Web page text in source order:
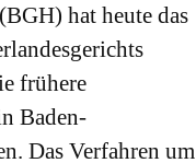
hat heute das
frühere
Baden-
Das Verfahren um